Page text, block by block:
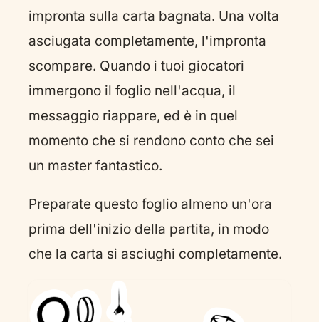
impronta sulla carta bagnata. Una volta
asciugata completamente, l'impronta
scompare. Quando i tuoi giocatori
immergono il foglio nell'acqua, il
messaggio riappare, ed è in quel
momento che si rendono conto che sei
un master fantastico.
Preparate questo foglio almeno un'ora
prima dell'inizio della partita, in modo
che la carta si asciughi completamente.